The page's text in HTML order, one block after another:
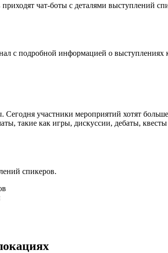
чат-боты с деталями выступлений
с подробной информацией о
участники мероприятий хотят
такие как игры, дискуссии, дебаты, квесты
спикеров.